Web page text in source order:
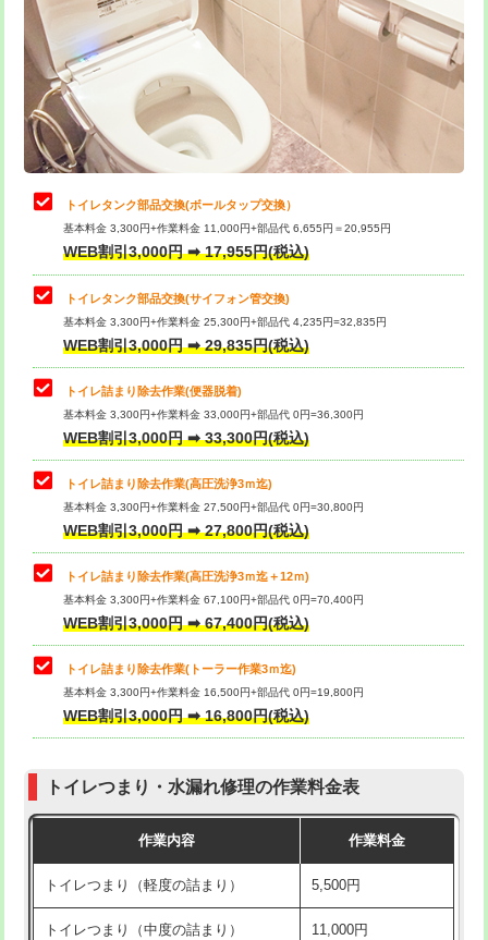
トイレタンク部品交換(ボールタップ交換）
基本料金 3,300円+作業料金 11,000円+部品代 6,655円＝20,955円
WEB割引3,000円 ➡ 17,955円(税込)
トイレタンク部品交換(サイフォン管交換)
基本料金 3,300円+作業料金 25,300円+部品代 4,235円=32,835円
WEB割引3,000円 ➡ 29,835円(税込)
トイレ詰まり除去作業(便器脱着)
基本料金 3,300円+作業料金 33,000円+部品代 0円=36,300円
WEB割引3,000円 ➡ 33,300円(税込)
トイレ詰まり除去作業(高圧洗浄3ｍ迄)
基本料金 3,300円+作業料金 27,500円+部品代 0円=30,800円
WEB割引3,000円 ➡ 27,800円(税込)
トイレ詰まり除去作業(高圧洗浄3ｍ迄＋12ｍ)
基本料金 3,300円+作業料金 67,100円+部品代 0円=70,400円
WEB割引3,000円 ➡ 67,400円(税込)
トイレ詰まり除去作業(トーラー作業3ｍ迄)
基本料金 3,300円+作業料金 16,500円+部品代 0円=19,800円
WEB割引3,000円 ➡ 16,800円(税込)
トイレつまり・水漏れ修理の作業料金表
作業内容 作業料金
トイレつまり（軽度の詰まり） 5,500円
トイレつまり（中度の詰まり） 11,000円